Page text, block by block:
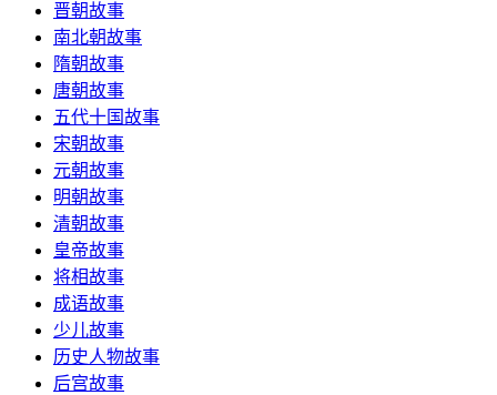
晋朝故事
南北朝故事
隋朝故事
唐朝故事
五代十国故事
宋朝故事
元朝故事
明朝故事
清朝故事
皇帝故事
将相故事
成语故事
少儿故事
历史人物故事
后宫故事